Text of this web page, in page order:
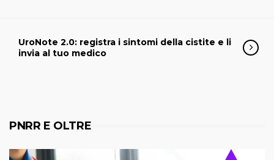
UroNote 2.0: registra i sintomi della cistite e li
invia al tuo medico
PNRR E OLTRE